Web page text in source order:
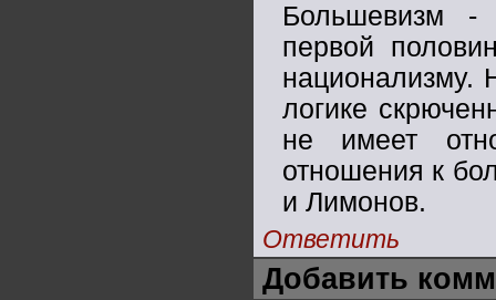
Большевизм -
первой
национализму.
логике
не имеет
отношения к
и Лимонов.
Ответить
Добавить